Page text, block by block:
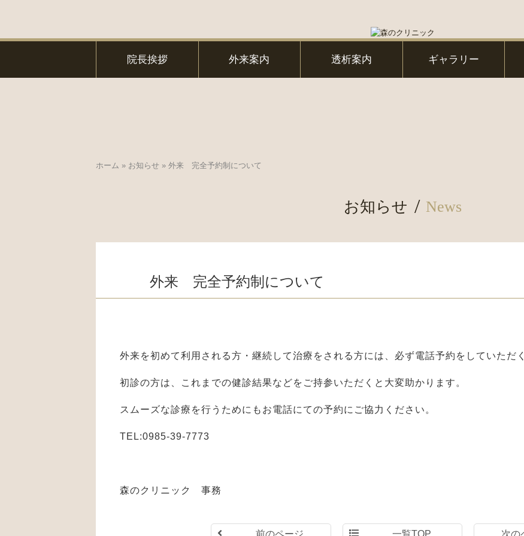
院長挨拶 外来案内 透析案内 ギャラリー
ホーム » お知らせ » 外来 完全予約制について
お知らせ News
外来 完全予約制について
外来を初めて利用される方・継続して治療をされる方には、必ず電話予約をしていただ
初診の方は、これまでの健診結果などをご持参いただくと大変助かります。
スムーズな診療を行うためにもお電話にての予約にご協力ください。
TEL:0985-39-7773
森のクリニック 事務
前のページ 一覧TOP 次の